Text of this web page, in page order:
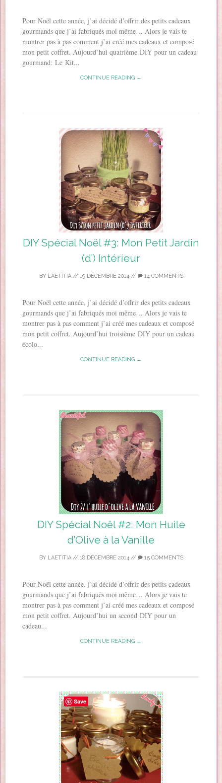
Pour Noël cette année, j’ai décidé d’offrir des petits cadeaux
gourmands que j’ai fabriqués moi même… Alors je vais te
montrer pas à pas comment j’ai créé mes cadeaux et composé
mon petit coffret. Aujourd’hui quatrième DIY pour un cadeau
gourmand: Le Kit...
CONTINUE READING →
DIY Spécial Noël #3: Mon Petit Jardin
(d’) Intérieur
BY LAETITIA// 19 DÉCEMBRE 2014 // 14 COMMENTS
Pour Noël cette année, j’ai décidé d’offrir des petits cadeaux
gourmands que j’ai fabriqués moi même… Alors je vais te
montrer pas à pas comment j’ai créé mes cadeaux et composé
mon petit coffret. Aujourd’hui troisième DIY pour un cadeau
écolo...
CONTINUE READING →
DIY Spécial Noël #2: Mon Huile
d’Olive à la Vanille
BY LAETITIA// 18 DÉCEMBRE 2014 // 15 COMMENTS
Pour Noël cette année, j’ai décidé d’offrir des petits cadeaux
gourmands que j’ai fabriqués moi même… Alors je vais te
montrer pas à pas comment j’ai créé mes cadeaux et composé
mon petit coffret. Aujourd’hui un second DIY pour un
cadeau...
CONTINUE READING →
Save